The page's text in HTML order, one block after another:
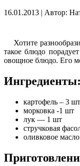
16.01.2013 | Автор:
Хотите
такое блюдо
овощное блюдо. Его
Ингредиенты:
картофель – 3
морковка -1 шт
лук — 1 шт
стручковая
оливковое масло